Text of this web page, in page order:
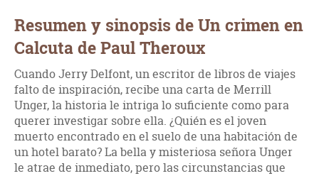
Resumen y sinopsis de Un crimen en
Calcuta de Paul Theroux
Cuando Jerry Delfont, un escritor de libros de viajes
falto de inspiración, recibe una carta de Merrill
Unger, la historia le intriga lo suficiente como para
querer investigar sobre ella. ¿Quién es el joven
muerto encontrado en el suelo de una habitación de
un hotel barato? La bella y misteriosa señora Unger
le atrae de inmediato, pero las circunstancias que